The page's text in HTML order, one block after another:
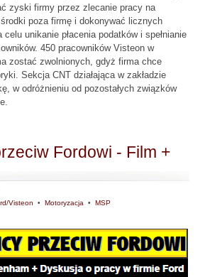
zyski firmy przez zlecanie pracy na
poza firmę i dokonywać licznych
unikanie płacenia podatków i spełnianie
450 pracowników Visteon w
zostać zwolnionych, gdyż firma chce
Sekcja CNT działająca w zakładzie
w odróżnieniu od pozostałych związków
Fordowi - Film +
Visteon •Motoryzacja •MSP